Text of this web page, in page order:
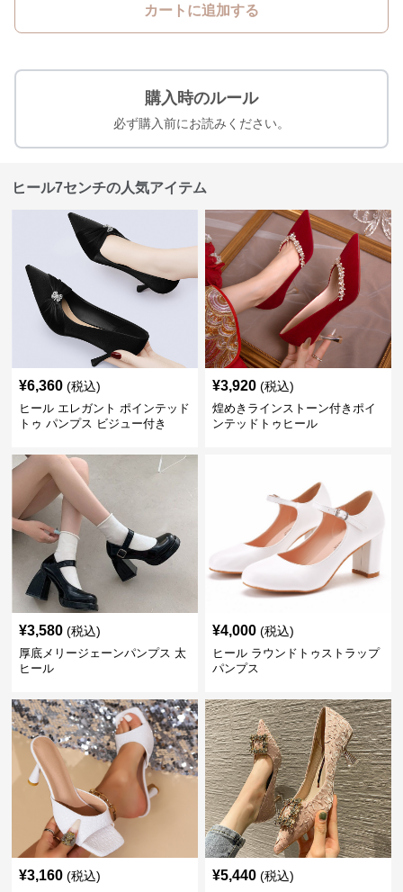
カートに追加する
購入時のルール
必ず購入前にお読みください。
ヒール7センチの人気アイテム
¥6,360 (税込)
ヒール エレガント ポインテッド
トゥ パンプス ビジュー付き
¥3,920 (税込)
煌めきラインストーン付きポイ
ンテッドトゥヒール
¥3,580 (税込)
厚底メリージェーンパンプス 太
ヒール
¥4,000 (税込)
ヒール ラウンドトゥストラップ
パンプス
¥3,160 (税込) ¥5,440 (税込)